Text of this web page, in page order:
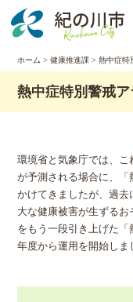
ホーム >健康推進課 > 熱中症特
熱中症特別警戒
環境省と気象庁では、
が予測される場合に、
かけてきましたが、過
大な健康被害が生ずるお
をもう一段引き上げた
年度から運用を開始しま